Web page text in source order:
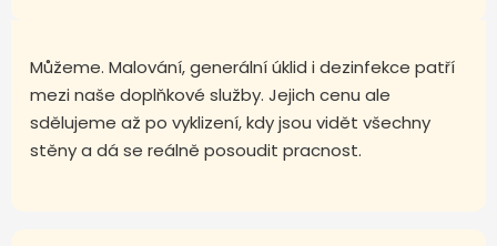
Můžeme. Malování, generální úklid i dezinfekce patří
mezi naše doplňkové služby. Jejich cenu ale
sdělujeme až po vyklizení, kdy jsou vidět všechny
stěny a dá se reálně posoudit pracnost.